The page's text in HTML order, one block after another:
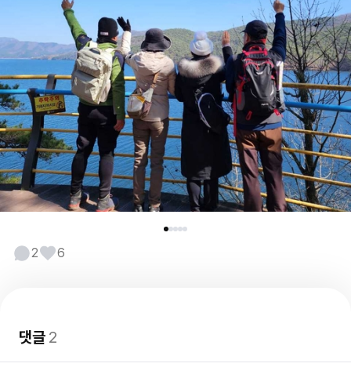
2 6
댓글2